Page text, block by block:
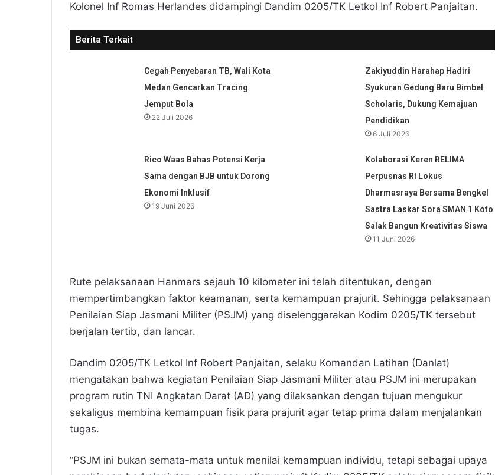
Kolonel Inf Romas Herlandes didampingi Dandim 0205/TK Letkol Inf Robert Panjaitan.
Berita Terkait
Cegah Penyebaran TB, Wali Kota
Medan Gencarkan Tracing
Jemput Bola
22 Juli 2026
Zakiyuddin Harahap Hadiri
Syukuran Gedung Baru Bimbel
Scholaris, Dukung Kemajuan
Pendidikan
6 Juli 2026
Rico Waas Bahas Potensi Kerja
Sama dengan BJB untuk Dorong
Ekonomi Inklusif
19 Juni 2026
Kolaborasi Keren RELIMA
Perpusnas RI Lokus
Dharmasraya Bersama Bengkel
Sastra Laskar Sora SMAN 1 Koto
Salak Bangun Kreativitas Siswa
11 Juni 2026
Rute pelaksanaan Hanmars sejauh 10 kilometer ini telah ditentukan, dengan
mempertimbangkan faktor keamanan, serta kemampuan prajurit. Sehingga pelaksanaan
Penilaian Siap Jasmani Militer (PSJM) yang diselenggarakan Kodim 0205/TK tersebut
berjalan tertib, dan lancar.
Dandim 0205/TK Letkol Inf Robert Panjaitan, selaku Komandan Latihan (Danlat)
mengatakan bahwa kegiatan Penilaian Siap Jasmani Militer atau PSJM ini merupakan
program rutin TNI Angkatan Darat (AD) yang dilaksankan dengan tujuan mengukur
sekaligus membina kemampuan fisik para prajurit agar tetap prima dalam menjalankan
tugas.
“PSJM ini bukan semata-mata untuk menilai kemampuan individu, tetapi sebagai upaya